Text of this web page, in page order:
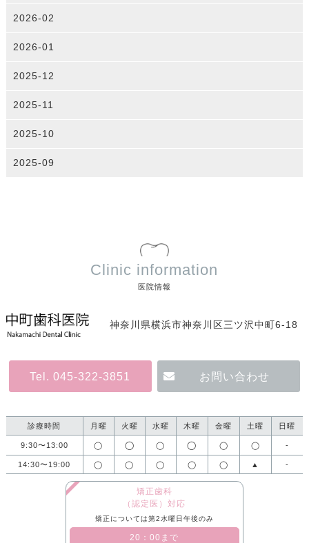
2026-02
2026-01
2025-12
2025-11
2025-10
2025-09
Clinic information
医院情報
神奈川県横浜市神奈川区三ツ沢中町6-18
Tel. 045-322-3851 お問い合わせ
診療時間 月曜 火曜 水曜 木曜 金曜 土曜 日曜
9:30〜13:00 ◯ ◯ ◯ ◯ ◯ ◯ -
14:30〜19:00 ◯ ◯ ◯ ◯ ◯ ▲ -
矯正歯科
（認定医）対応
矯正については第2水曜日午後のみ
​20：00まで